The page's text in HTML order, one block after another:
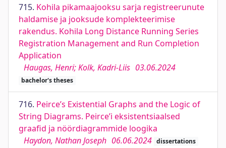
715. Kohila pikamaajooksu sarja registreerunute
haldamise ja jooksude komplekteerimise
rakendus. Kohila Long Distance Running Series
Registration Management and Run Completion
Application
Haugas, Henri; Kolk, Kadri-Liis 03.06.2024
bachelor's theses
716. Peirce’s Existential Graphs and the Logic of
String Diagrams. Peirce’i eksistentsiaalsed
graafid ja nöördiagrammide loogika
Haydon, Nathan Joseph 06.06.2024 dissertations